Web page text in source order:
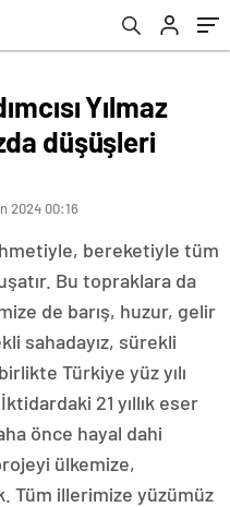
Yılmaz
düşüşleri
2024 00:16
bereketiyle tüm
Bu topraklara da
de barış, huzur, gelir
sahadayız, sürekli
Türkiye yüz yılı
21 yıllık eser
önce hayal dahi
ülkemize,
Tüm illerimize yüzümüz